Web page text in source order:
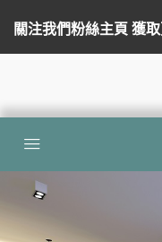
關注我們粉絲主頁 獲